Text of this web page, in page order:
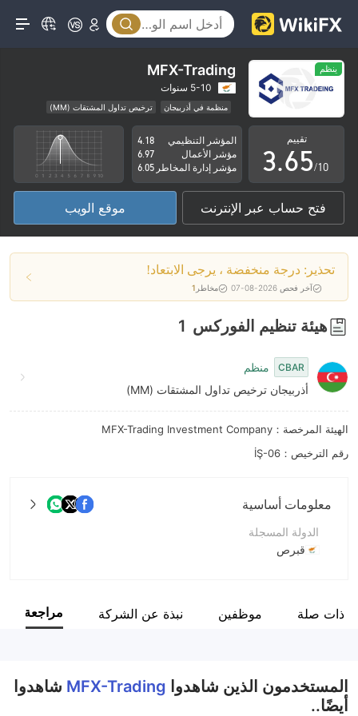
ينظم MFX-Trading
5-10 سنوات
منظمة في أذربيجان
ترخيص تداول المشتقات (MM)
منطقة تشغيل مشبوهة
مخاطر متوسطة
تقييم
0
1
2
3
4
5
6
7
8
9
.
2
3
4
5
6
7
8
9
1
2
3
4
5
6
7
8
9
/10
المؤشر التنظيمي
4.18
مؤشر الأعمال
6.97
مؤشر إدارة المخاطر 6.05
فتح حساب عبر الإنترنت موقع الويب
تحذير: درجة منخفضة ، يرجى الابتعاد!
آخر فحص 2026-08-07 مخاطر 1
هيئة تنظيم الفوركس 1
CBAR
منظم
أذربيجان ترخيص تداول المشتقات (MM)
الهيئة المرخصة：MFX-Trading Investment Company
رقم الترخيص：İŞ-06
معلومات أساسية
الدولة المسجلة
قبرص
اسم الشركةذات صلة موظفين نبذة عن الشركة مراجعة
المستخدمون الذين شاهدوا MFX-Trading شاهدوا
أيضًا..